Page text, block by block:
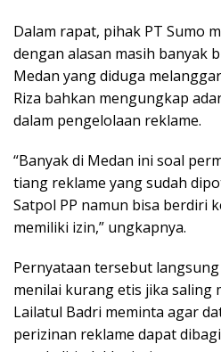
Dalam rapat, pihak PT Sumo
dengan alasan masih banyak
Medan yang diduga
Riza bahkan mengungkap
dalam pengelolaan reklame.
“Banyak di Medan ini soal
tiang reklame yang sudah
Satpol PP namun bisa berdiri
memiliki izin,” ungkapnya.
Pernyataan tersebut
menilai kurang etis jika saling
Lailatul Badri meminta agar
perizinan reklame dapat